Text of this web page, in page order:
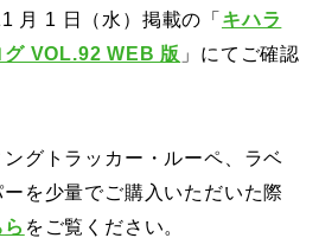
月 1 日（水）掲載の「 キハラ
グ VOL.92 WEB 版 」にてご確認
グトラッカー・ルーペ、ラベ
を少量でご購入いただいた際
をご覧ください。